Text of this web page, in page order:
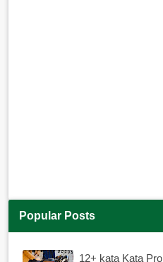
Popular Posts
12+ kata Kata